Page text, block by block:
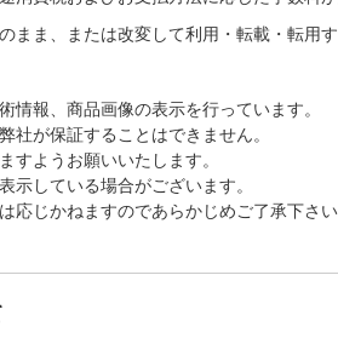
ま、または改変して利用・転載・転用す
報、商品画像の表示を行っています。
社が保証することはできません。
すようお願いいたします。
示している場合がございます。
じかねますのであらかじめご了承下さい